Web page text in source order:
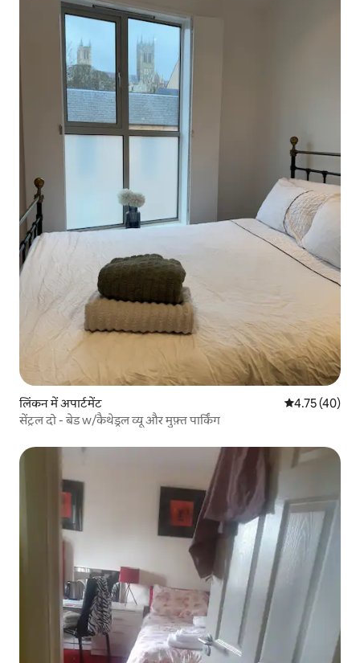
लिंकन में अपार्टमेंट औसत रेटिंग 5 में
4.75 (40)
सेंट्रल दो - बेड w/कैथेड्रल व्यू और मुफ़्त पार्किंग